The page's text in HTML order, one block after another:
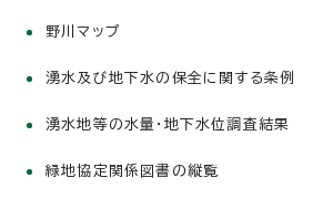
野川マップ
湧水及び地下水の保全に関する条例
湧水地等の水量・地下水位調査結果
緑地協定関係図書の縦覧